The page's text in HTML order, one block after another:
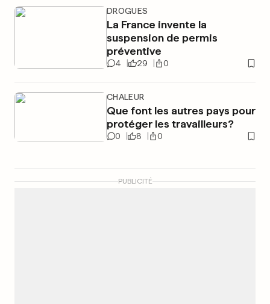
DROGUES
La France invente la
suspension de permis
préventive
4 29 0
CHALEUR
Que font les autres pays pour
protéger les travailleurs?
0 8 0
PUBLICITÉ